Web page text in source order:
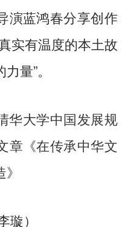
演蓝鸿春分享创作
实有温度的本土故
量”。
大学中国发展规
章《在传承中华文
）